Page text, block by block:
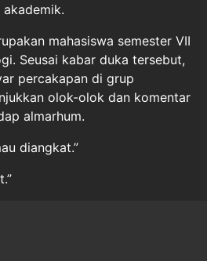
mahasiswa semester VII
Seusai kabar duka tersebut,
percakapan di grup
olok-olok dan komentar
almarhum.
diangkat.”